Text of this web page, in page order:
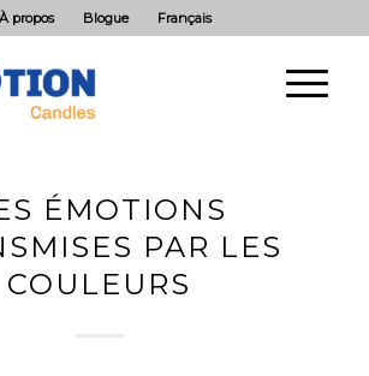
À propos Blogue Français
ÉMOTIONS
PAR LES
COULEURS